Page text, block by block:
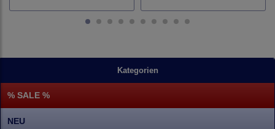
Kategorien
% SALE %
NEU